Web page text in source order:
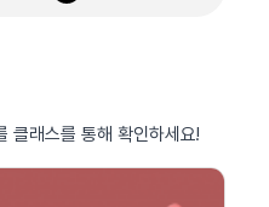
클래스를 통해 확인하세요!